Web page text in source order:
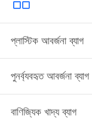
প্লাস্টিক আবর্জনা ব্যাগ
পুনর্ব্যবহৃত আবর্জনা ব্যাগ
বাণিজ্যিক খাদ্য ব্যাগ